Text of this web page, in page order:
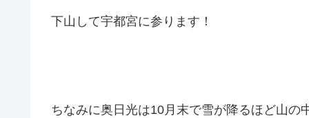
下山して宇都宮に参ります！
ちなみに奥日光は10月末で雪が降るほど山の